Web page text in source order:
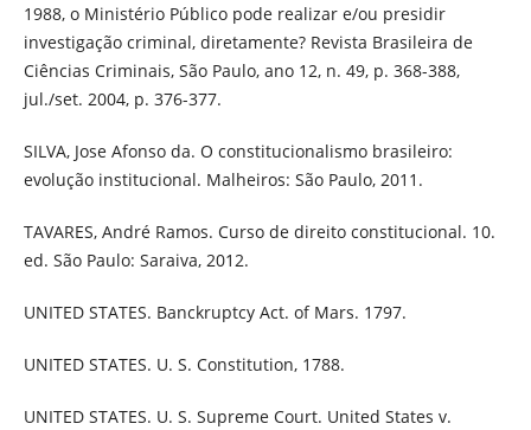
1988, o Ministério Público pode realizar e/ou presidir
investigação criminal, diretamente? Revista Brasileira de
Ciências Criminais, São Paulo, ano 12, n. 49, p. 368-388,
jul./set. 2004, p. 376-377.
SILVA, Jose Afonso da. O constitucionalismo brasileiro:
evolução institucional. Malheiros: São Paulo, 2011.
TAVARES, André Ramos. Curso de direito constitucional. 10.
ed. São Paulo: Saraiva, 2012.
UNITED STATES. Banckruptcy Act. of Mars. 1797.
UNITED STATES. U. S. Constitution, 1788.
UNITED STATES. U. S. Supreme Court. United States v.